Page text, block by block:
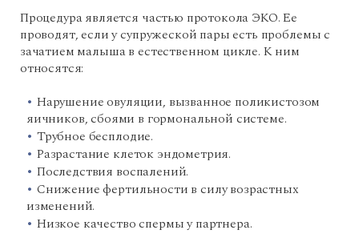
Процедура является частью протокола ЭКО. Ее
проводят, если у супружеской пары есть проблемы с
зачатием малыша в естественном цикле. К ним
относятся:
Нарушение овуляции, вызванное поликистозом
яичников, сбоями в гормональной системе.
Трубное бесплодие.
Разрастание клеток эндометрия.
Последствия воспалений.
Снижение фертильности в силу возрастных
изменений.
Низкое качество спермы у партнера.